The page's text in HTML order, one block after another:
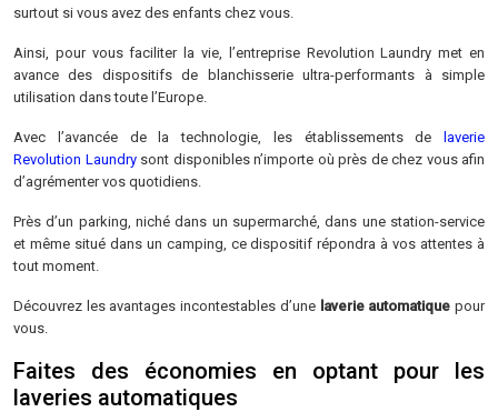
surtout si vous avez des enfants chez vous.
Ainsi, pour vous faciliter la vie, l’entreprise Revolution Laundry met en
avance des dispositifs de blanchisserie ultra-performants à simple
utilisation dans toute l’Europe.
Avec l’avancée de la technologie, les établissements de
laverie
Revolution Laundry sont disponibles n’importe où près de chez vous afin
d’agrémenter vos quotidiens.
Près d’un parking, niché dans un supermarché, dans une station-service
et même situé dans un camping, ce dispositif répondra à vos attentes à
tout moment.
Découvrez les avantages incontestables d’une laverie automatiquepour
vous.
Faites des économies en optant pour les
laveries automatiques